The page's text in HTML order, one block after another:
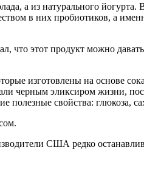
а из натурального йогурта.
в них пробиотиков, а
что этот продукт можно
изготовлены на основе
черным эликсиром жизни,
свойства: глюкоза,
США редко